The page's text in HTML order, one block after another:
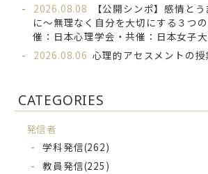
2026.08.08
【公開シンポ】感情と
に～無理なく自分を大切にする３つ
催：日本心理学会・共催：日本女子大
2026.08.06 心理的アセスメントの
CATEGORIES
発信者
学科発信(262)
教員発信(225)